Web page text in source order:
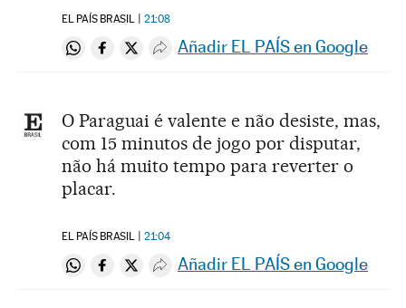
EL PAÍS BRASIL 21:08
Compartir en Whatsapp
Compartir en Facebook
Compartir en Twitter
Desplegar Redes Sociales
Añadir EL PAÍS en Google
O Paraguai é valente e não desiste, mas,
com 15 minutos de jogo por disputar,
não há muito tempo para reverter o
placar.
EL PAÍS BRASIL 21:04
Compartir en Whatsapp
Compartir en Facebook
Compartir en Twitter
Desplegar Redes Sociales
Añadir EL PAÍS en Google